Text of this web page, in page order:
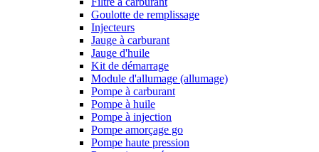
Goulotte de remplissage
Injecteurs
Jauge à carburant
Jauge d'huile
Kit de démarrage
Module d'allumage (allumage)
Pompe à carburant
Pompe à huile
Pompe à injection
Pompe amorçage go
Pompe haute pression